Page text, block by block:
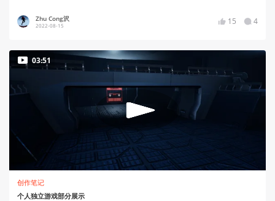
Zhu Cong沢
2022-08-15 15 4
03:51
创作笔记
个人独立游戏部分展示